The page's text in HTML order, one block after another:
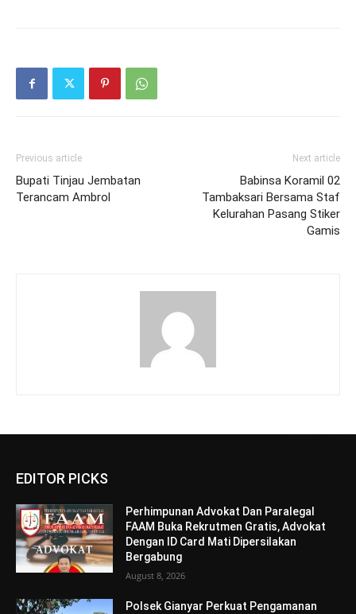
Previous article
Bupati Tinjau Jembatan
Terancam Ambrol
Next article
Babinsa Koramil 02
Tambaksari Bersama Staf
Kelurahan Pasang Stiker
Gamis
EDITOR PICKS
Perhimpunan Advokat Dan Paralegal
FAAM Buka Rekrutmen Gratis, Advokat
Dengan ID Card Mati Dipersilakan
Bergabung
August 8, 2026
Polsek Gianyar Perkuat Pengamanan